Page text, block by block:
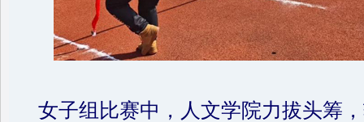
女子组比赛中，人文学院力拔头筹